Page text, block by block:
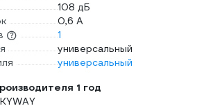
108 дБ
0,6 А
1
универсальный
универсальный
1 год